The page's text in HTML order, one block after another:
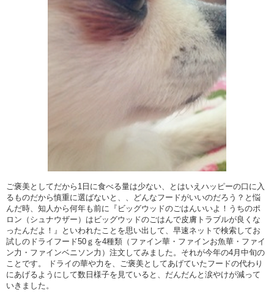
ご褒美としてだから1日に食べる量は少ない、とはいえハッピーの口に入
るものだから慎重に選ばないと、、どんなフードがいいのだろう？と悩
んだ時、知人から何年も前に『ビッグウッドのごはんいいよ！うちのポ
ロン（シュナウザー）はビッグウッドのごはんで皮膚トラブルが良くな
ったんだよ！』といわれたことを思い出して、早速ネットで検索してお
試しのドライフード50ｇを4種類（ファイン華・ファインお魚華・ファイ
ン力・ファインベニソン力）注文してみました。それが今年の4月中旬の
ことです。 ドライの華や力を、ご褒美としてあげていたフードの代わり
にあげるようにして数日様子を見ていると、だんだんと涙やけが減って
いきました。